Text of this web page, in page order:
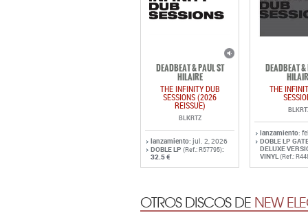
DEADBEAT & PAUL ST
HILAIRE
THE INFINITY DUB
SESSIONS (2026
REISSUE)
BLKRTZ
lanzamiento: jul. 2, 2026
DOBLE LP (Ref.: R57795):
32.5 €
DEADBEAT &
THE
lanzamiento:
DOBLE LP
DELUXE
VINYL(Ref.:
OTROS DISCOS DE NEW